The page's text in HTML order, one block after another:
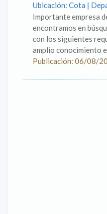
Ubicación: Cota |
Importante empresa
encontramos en
con los siguientes
amplio conocimiento
Publicación: 06/08/